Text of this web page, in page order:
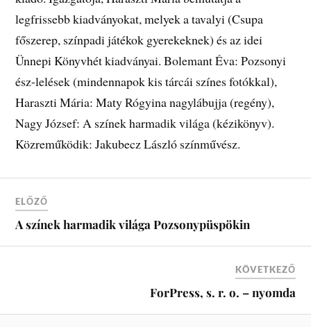
legfrissebb kiadványokat, melyek a tavalyi (Csupa
főszerep, színpadi játékok gyerekeknek) és az idei
Ünnepi Könyvhét kiadványai. Bolemant Éva: Pozsonyi
ész-lelések (mindennapok kis tárcái színes fotókkal),
Haraszti Mária: Maty Rógyina nagylábujja (regény),
Nagy József: A színek harmadik világa (kézikönyv).
Közreműködik: Jakubecz László színművész.
ELŐZŐ
A színek harmadik világa Pozsonypüspökin
KÖVETKEZŐ
ForPress, s. r. o. – nyomda